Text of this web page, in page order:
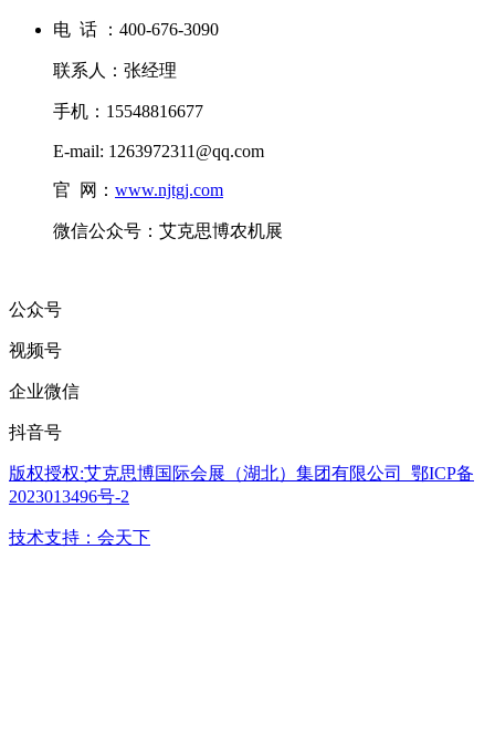
电 话 ：400-676-3090
联系人：张经理
手机：15548816677
E-mail: 1263972311@qq.com
官 网： www.njtgj.com
微信公众号：艾克思博农机展
公众号
视频号
企业微信
抖音号
版权授权:艾克思博国际会展（湖北）集团有限公司 鄂ICP备
2023013496号-2
技术支持：会天下